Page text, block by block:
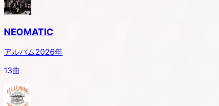
NEOMATIC
アルバム2026年
13曲